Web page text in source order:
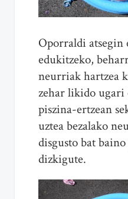
Oporraldi atsegin
edukitzeko,
neurriak hartzea
zehar likido ugari
piszina-ertzean
uztea bezalako
disgusto bat
dizkigute.